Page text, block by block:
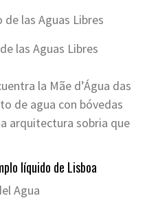
las Aguas Libres
la Mãe d’Água das
de agua con bóvedas
arquitectura sobria que
líquido de Lisboa